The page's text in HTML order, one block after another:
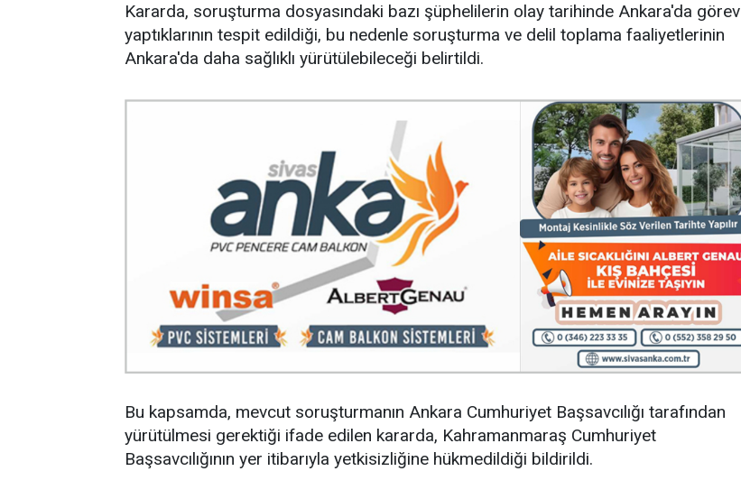
Kararda, soruşturma dosyasındaki bazı şüphelilerin olay tarihinde Ankara'da görev
yaptıklarının tespit edildiği, bu nedenle soruşturma ve delil toplama faaliyetlerinin
Ankara'da daha sağlıklı yürütülebileceği belirtildi.
Bu kapsamda, mevcut soruşturmanın Ankara Cumhuriyet Başsavcılığı tarafından
yürütülmesi gerektiği ifade edilen kararda, Kahramanmaraş Cumhuriyet
Başsavcılığının yer itibarıyla yetkisizliğine hükmedildiği bildirildi.